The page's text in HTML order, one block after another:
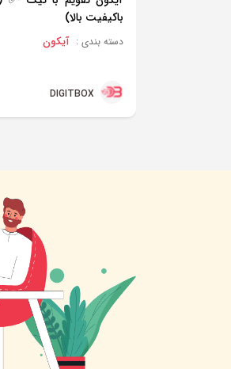
باکیفیت بالا)
دسته بندی : آیکون
DIGITBOX